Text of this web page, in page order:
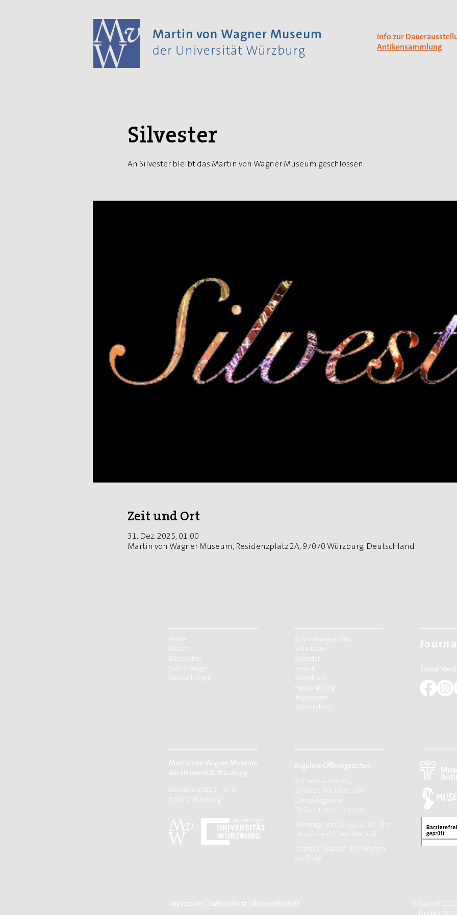
Martin von Wagner Museum
der Universität Würzburg
Info zur
Antikensammlung
Silvester
An Silvester bleibt das Martin von Wagner Museum geschlossen.
Zeit und Ort
31. Dez. 2025, 01:00
Martin von Wagner Museum, Residenzplatz 2A, 97070 Würzburg, Deutschland
Home
Geschichte
Sammlungen
Ausstellungen
Ausstellungsarchiv
Mitarbeiter
Kalender
Downloads
Hausordnung
Datenschutz
Social
Martin von Wagner Museum
der Universität Würzburg
Residenzplatz 2, Tor A
97070 Würzburg
Reguläre Öffnungszeiten
Antikensammlung
Gemäldegalerie
Sonntags von 10 bis 13.30 Uhr
im wöchentlichen Wechsel
​Letzter Einlass ist 30 Minuten
Relaunch
Design
Impressum Datenschutz | Barrierefreiheit